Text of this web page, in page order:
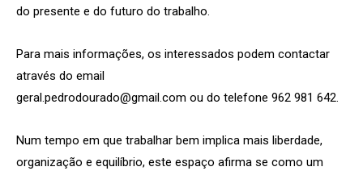
do presente e do futuro do trabalho.
Para mais informações, os interessados podem contactar
através do email
geral.pedrodourado@gmail.com ou do telefone 962 981 642.
Num tempo em que trabalhar bem implica mais liberdade,
organização e equilíbrio, este espaço afirma se como um